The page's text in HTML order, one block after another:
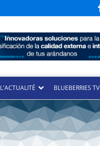
L'ACTUALITÉ BLUEBERRIES TV